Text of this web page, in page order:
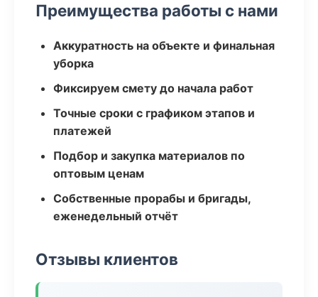
Преимущества работы с нами
Аккуратность на объекте и финальная
уборка
Фиксируем смету до начала работ
Точные сроки с графиком этапов и
платежей
Подбор и закупка материалов по
оптовым ценам
Собственные прорабы и бригады,
еженедельный отчёт
Отзывы клиентов